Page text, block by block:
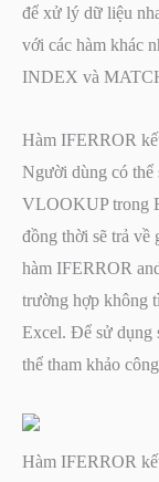
để xử lý dữ liệu
với các hàm khác
INDEX và
Hàm IFERROR
Người dùng có thể
VLOOKUP trong
đồng thời sẽ trả về
hàm IFERROR
trường hợp không
Excel. Để sử dụng
thể tham khảo
Hàm IFERROR